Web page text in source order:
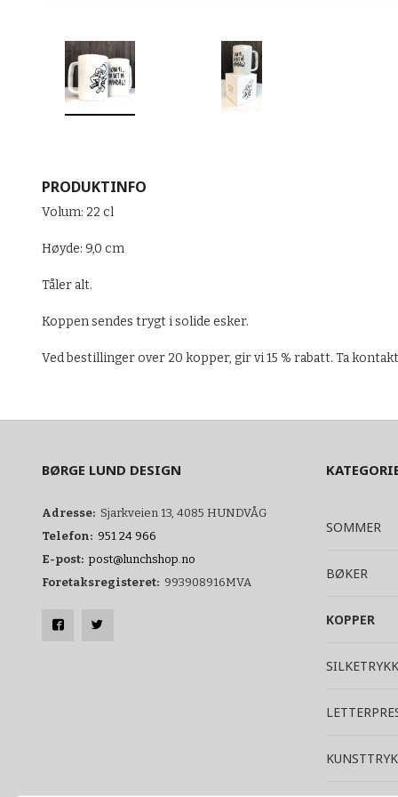
PRODUKTINFO
Volum: 22 cl
Høyde: 9,0 cm
Tåler alt.
Koppen sendes trygt i solide esker.
Ved bestillinger over 20 kopper, gir vi 15 % rabatt. Ta
BØRGE LUND DESIGN
Adresse: Sjarkveien 13, 4085 HUNDVÅG
Telefon: 951 24 966
E-post: post@lunchshop.no
Foretaksregisteret: 993908916MVA
SOMMER
BØKER
KOPPER
SILKETRYKK